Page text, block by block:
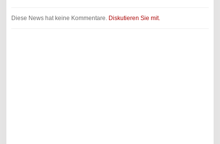
Diese News hat keine Kommentare. Diskutieren Sie mit.